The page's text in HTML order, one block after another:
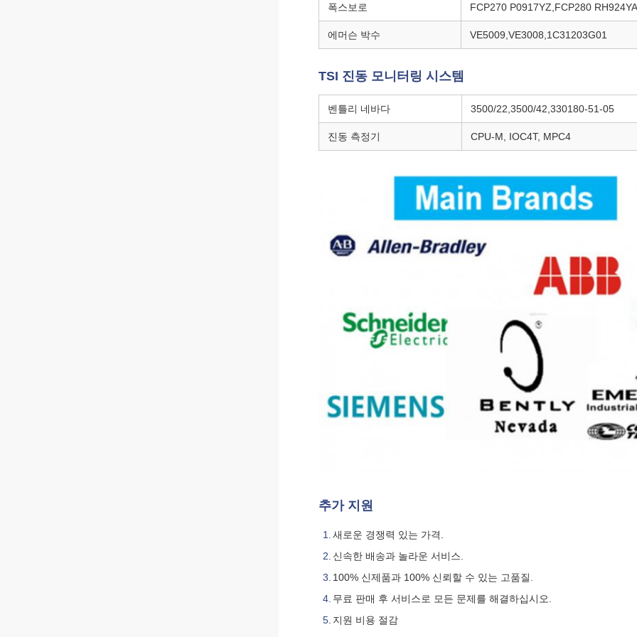
폭스보로 FCP270 P0917YZ,FCP280 RH924YA
에머슨 박수 VE5009,VE3008,1C31203G01
TSI 진동 모니터링 시스템
벤틀리 네바다 3500/22,3500/42,330180-51-05
진동 측정기 CPU-M, IOC4T, MPC4
추가 지원
새로운 경쟁력 있는 가격.
신속한 배송과 놀라운 서비스.
100% 신제품과 100% 신뢰할 수 있는 고품질.
무료 판매 후 서비스로 모든 문제를 해결하십시오.
지원 비용 절감